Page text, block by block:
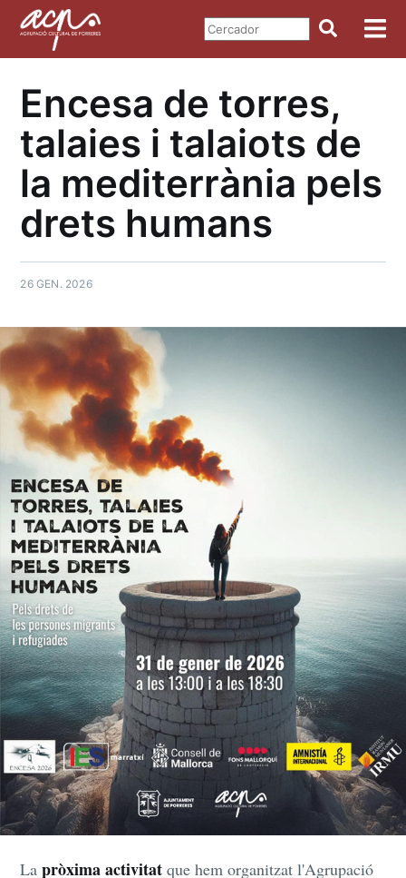
Encesa de torres,
talaies i talaiots de
la mediterrània pels
drets humans
26 GEN. 2026
Lapròxima activitat que hem organitzat l'Agrupació